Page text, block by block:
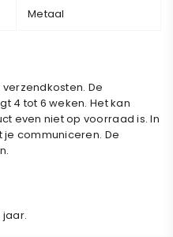
Metaal
De
4 tot 6 weken. Het kan
even niet op voorraad is. In
je communiceren. De